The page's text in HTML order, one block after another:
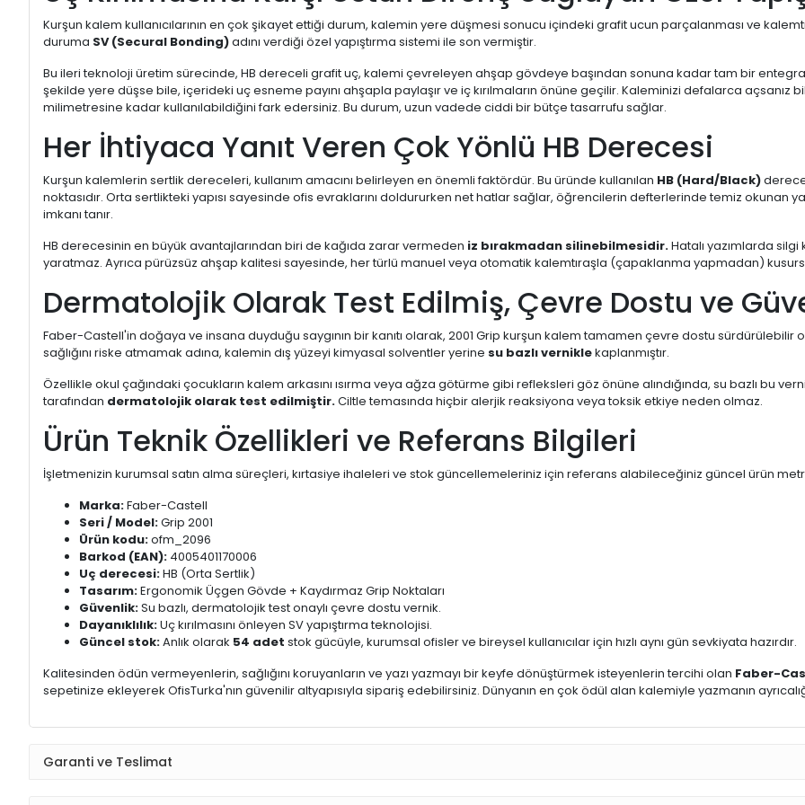
Kurşun kalem kullanıcılarının en çok şikayet ettiği durum, kalemin yere düşmesi sonucu içindeki grafit ucun parçalanması ve
duruma SV (Secural Bonding)adını verdiği özel yapıştırma sistemi ile son vermiştir.
Bu ileri teknoloji üretim sürecinde, HB dereceli grafit uç, kalemi çevreleyen ahşap gövdeye başından sonuna kadar tam bir
şekilde yere düşse bile, içerideki uç esneme payını ahşapla paylaşır ve iç kırılmaların önüne geçilir. Kaleminizi defalarca
milimetresine kadar kullanılabildiğini fark edersiniz. Bu durum, uzun vadede ciddi bir bütçe tasarrufu sağlar.
Her İhtiyaca Yanıt Veren Çok Yönlü HB Derecesi
Kurşun kalemlerin sertlik dereceleri, kullanım amacını belirleyen en önemli faktördür. Bu üründe kullanılan HB (Hard/Black)
noktasıdır. Orta sertlikteki yapısı sayesinde ofis evraklarını doldururken net hatlar sağlar, öğrencilerin defterlerinde temiz
imkanı tanır.
HB derecesinin en büyük avantajlarından biri de kağıda zarar vermeden iz bırakmadan silinebilmesidir.Hatalı yazımlarda
yaratmaz. Ayrıca pürüzsüz ahşap kalitesi sayesinde, her türlü manuel veya otomatik kalemtıraşla (çapaklanma yapmadan)
Dermatolojik Olarak Test Edilmiş, Çevre Dostu ve
Faber-Castell'in doğaya ve insana duyduğu saygının bir kanıtı olarak, 2001 Grip kurşun kalem tamamen çevre dostu
sağlığını riske atmamak adına, kalemin dış yüzeyi kimyasal solventler yerine su bazlı verniklekaplanmıştır.
Özellikle okul çağındaki çocukların kalem arkasını ısırma veya ağza götürme gibi refleksleri göz önüne alındığında, su bazlı bu
tarafından dermatolojik olarak test edilmiştir.Ciltle temasında hiçbir alerjik reaksiyona veya toksik etkiye neden olmaz.
Ürün Teknik Özellikleri ve Referans Bilgileri
İşletmenizin kurumsal satın alma süreçleri, kırtasiye ihaleleri ve stok güncellemeleriniz için referans alabileceğiniz güncel ürün
Marka:Faber-Castell
Seri / Model:Grip 2001
Ürün kodu:ofm_2096
Barkod (EAN): 4005401170006
Uç derecesi:HB (Orta Sertlik)
Tasarım:Ergonomik Üçgen Gövde + Kaydırmaz Grip Noktaları
Güvenlik:Su bazlı, dermatolojik test onaylı çevre dostu vernik.
Dayanıklılık:Uç kırılmasını önleyen SV yapıştırma teknolojisi.
Güncel stok:Anlık olarak 54 adet stok gücüyle, kurumsal ofisler ve bireysel kullanıcılar için hızlı aynı gün sevkiyata hazırdır.
Kalitesinden ödün vermeyenlerin, sağlığını koruyanların ve yazı yazmayı bir keyfe dönüştürmek isteyenlerin tercihi olan Faber-
sepetinize ekleyerek OfisTurka'nın güvenilir altyapısıyla sipariş edebilirsiniz. Dünyanın en çok ödül alan kalemiyle yazmanın
Garanti ve Teslimat